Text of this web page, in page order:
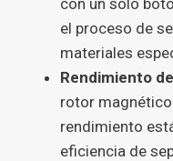
con un solo
el proceso de
materiales
Rendimiento
rotor
rendimiento
eficiencia de